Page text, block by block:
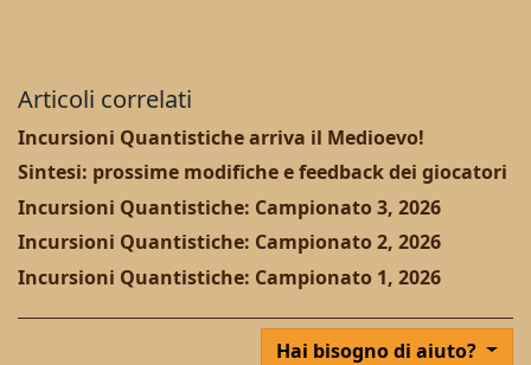
Articoli correlati
Incursioni Quantistiche arriva il Medioevo!
Sintesi: prossime modifiche e feedback dei giocatori
Incursioni Quantistiche: Campionato 3, 2026
Incursioni Quantistiche: Campionato 2, 2026
Incursioni Quantistiche: Campionato 1, 2026
Hai bisogno di aiuto?